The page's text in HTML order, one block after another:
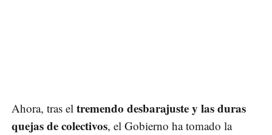
Ahora, tras el tremendo desbarajuste y las duras
quejas de colectivos, el Gobierno ha tomado la